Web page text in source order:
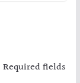
Required fields